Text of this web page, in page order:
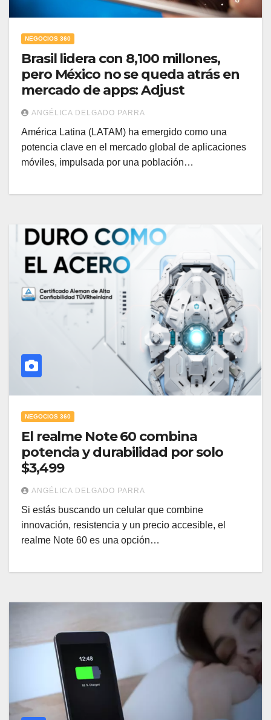
NEGOCIOS 360
Brasil lidera con 8,100 millones,
pero México no se queda atrás en
mercado de apps: Adjust
ANGÉLICA DELGADO PARRA
América Latina (LATAM) ha emergido como una
potencia clave en el mercado global de aplicaciones
móviles, impulsada por una población…
NEGOCIOS 360
El realme Note 60 combina
potencia y durabilidad por solo
$3,499
ANGÉLICA DELGADO PARRA
Si estás buscando un celular que combine
innovación, resistencia y un precio accesible, el
realme Note 60 es una opción…